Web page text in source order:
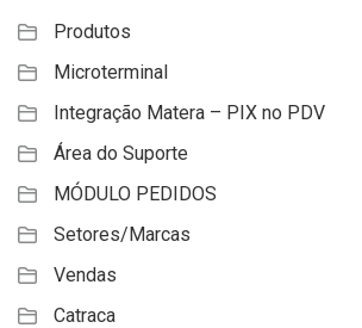
Produtos
Microterminal
Integração Matera – PIX no PDV
Área do Suporte
MÓDULO PEDIDOS
Setores/Marcas
Vendas
Catraca